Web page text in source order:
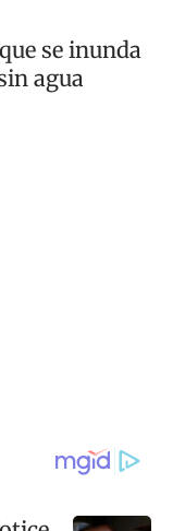
se inunda
agua